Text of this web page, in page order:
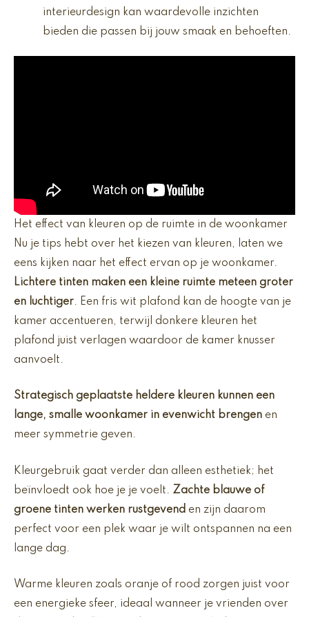
interieurdesign kan waardevolle inzichten
bieden die passen bij jouw smaak en behoeften.
Het effect van kleuren op de ruimte in de woonkamer
Nu je tips hebt over het kiezen van kleuren, laten we
eens kijken naar het effect ervan op je woonkamer.
Lichtere tinten maken een kleine ruimte meteen groter
en luchtiger. Een fris wit plafond kan de hoogte van je
kamer accentueren, terwijl donkere kleuren het
plafond juist verlagen waardoor de kamer knusser
aanvoelt.
Strategisch geplaatste heldere kleuren kunnen een
lange, smalle woonkamer in evenwicht brengen en
meer symmetrie geven.
Kleurgebruik gaat verder dan alleen esthetiek; het
beïnvloedt ook hoe je je voelt. Zachte blauwe of
groene tinten werken rustgevend en zijn daarom
perfect voor een plek waar je wilt ontspannen na een
lange dag.
Warme kleuren zoals oranje of rood zorgen juist voor
een energieke sfeer, ideaal wanneer je vrienden over